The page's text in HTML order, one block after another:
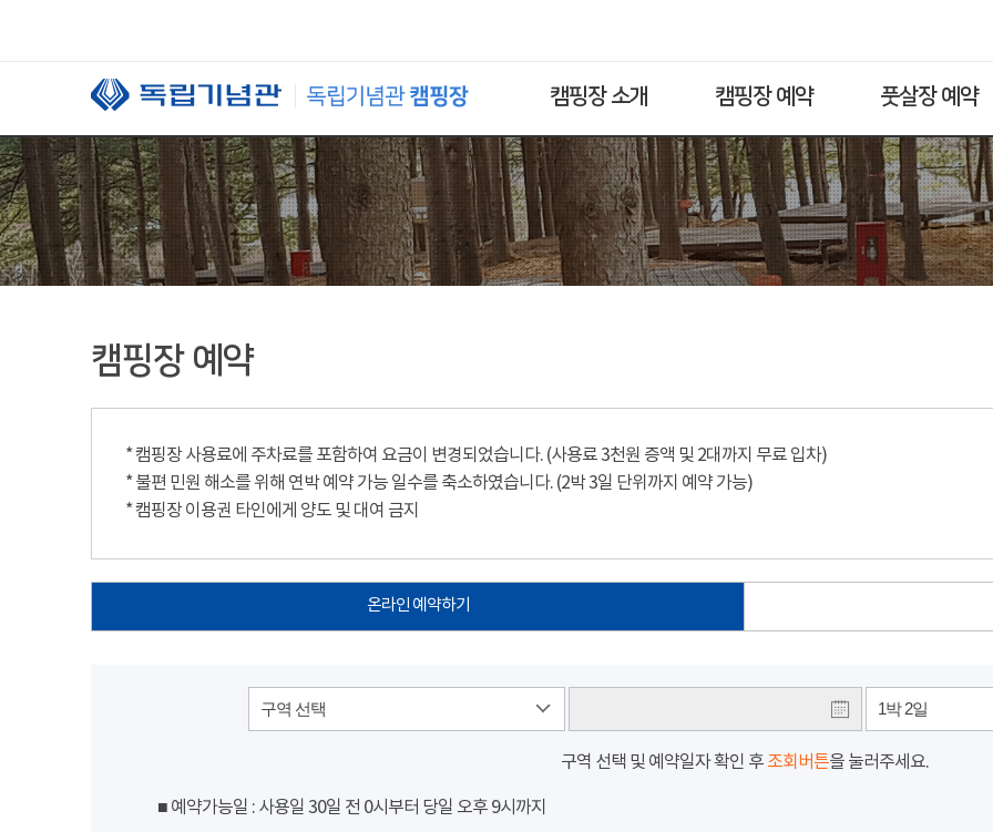
캠핑장 소개 캠핑장 예약 풋살장 예약
캠핑장 예약
* 캠핑장 사용료에 주차료를 포함하여 요금이 변경되었습니다. (사용료 3천원 증액 및 2대까지 무료 입차)
* 불편 민원 해소를 위해 연박 예약 가능 일수를 축소하였습니다. (2박 3일 단위까지 예약 가능)
* 캠핑장 이용권 타인에게 양도 및 대여 금지
온라인 예약하기
구역 선택 1박 2일
구역 선택 및 예약일자 확인 후 조회버튼을 눌러주세요.
■ 예약가능일 : 사용일 30일 전 0시부터 당일 오후 9시까지